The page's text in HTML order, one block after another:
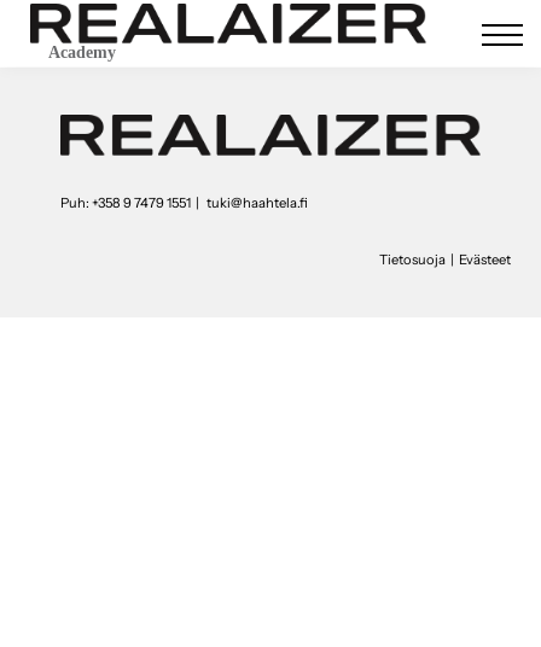
Academy
Contact Us
About us
Sign in
Sign up
Puh: +358 9 7479 1551 | tuki@haahtela.fi
Tietosuoja | Evästeet